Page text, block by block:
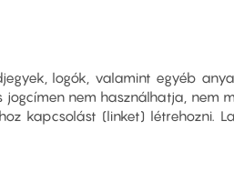
logók, valamint egyéb
nem használhatja, nem
kapcsolást (linket) létrehozni.